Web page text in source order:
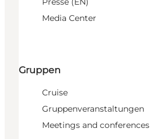
Media Center
Gruppen
Cruise
Gruppenveranstaltungen
Meetings and conferences